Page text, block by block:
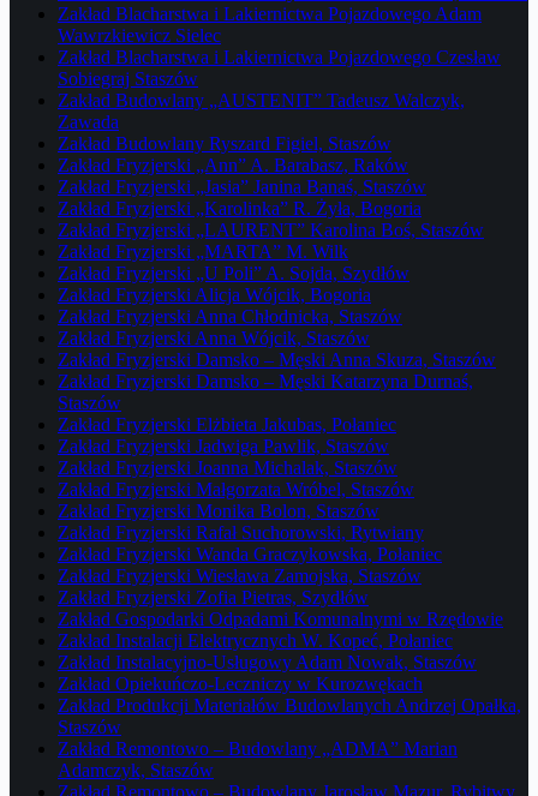
Zakład Blacharstwa i Lakiernictwa Pojazdowego Adam
Wawrzkiewicz Sielec
Zakład Blacharstwa i Lakiernictwa Pojazdowego Czesław
Sobiegraj Staszów
Zakład Budowlany „AUSTENIT” Tadeusz Walczyk,
Zawada
Zakład Budowlany Ryszard Figiel, Staszów
Zakład Fryzjerski „Ann” A. Barabasz, Raków
Zakład Fryzjerski „Jasia” Janina Banaś, Staszów
Zakład Fryzjerski „Karolinka” R. Żyła, Bogoria
Zakład Fryzjerski „LAURENT” Karolina Boś, Staszów
Zakład Fryzjerski „MARTA” M. Wilk
Zakład Fryzjerski „U Poli” A. Sojda, Szydłów
Zakład Fryzjerski Alicja Wójcik, Bogoria
Zakład Fryzjerski Anna Chłodnicka, Staszów
Zakład Fryzjerski Anna Wójcik, Staszów
Zakład Fryzjerski Damsko – Męski Anna Skuza, Staszów
Zakład Fryzjerski Damsko – Męski Katarzyna Durnaś,
Staszów
Zakład Fryzjerski Elżbieta Jakubas, Połaniec
Zakład Fryzjerski Jadwiga Pawlik, Staszów
Zakład Fryzjerski Joanna Michalak, Staszów
Zakład Fryzjerski Małgorzata Wróbel, Staszów
Zakład Fryzjerski Monika Bolon, Staszów
Zakład Fryzjerski Rafał Suchorowski, Rytwiany
Zakład Fryzjerski Wanda Graczykowska, Połaniec
Zakład Fryzjerski Wiesława Zamojska, Staszów
Zakład Fryzjerski Zofia Pietras, Szydłów
Zakład Gospodarki Odpadami Komunalnymi w Rzędowie
Zakład Instalacji Elektrycznych W. Kopeć, Połaniec
Zakład Instalacyjno-Usługowy Adam Nowak, Staszów
Zakład Opiekuńczo-Leczniczy w Kurozwękach
Zakład Produkcji Materiałów Budowlanych Andrzej Opałka,
Staszów
Zakład Remontowo – Budowlany „ADMA” Marian
Adamczyk, Staszów
Zakład Remontowo – Budowlany Jarosław Mazur, Rybitwy